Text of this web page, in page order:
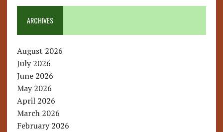
ARCHIVES
August 2026
July 2026
June 2026
May 2026
April 2026
March 2026
February 2026